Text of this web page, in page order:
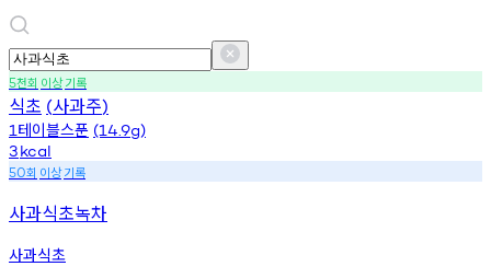
5천회 이상기록
식초 (사과주)
1 테이블스푼 (14.9g)
3kcal
50회 이상기록
사과식초녹차
사과식초